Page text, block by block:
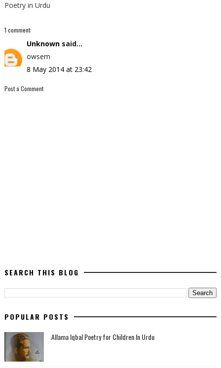
Poetry in Urdu
1 comment:
Unknownsaid...
owsem
8 May 2014 at 23:42
Post a Comment
SEARCH THIS BLOG
POPULAR POSTS
Allama Iqbal Poetry for Children In Urdu